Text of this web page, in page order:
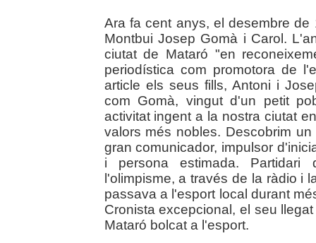
Ara fa cent anys, el desembre
Montbui Josep Gomà i Carol.
ciutat de Mataró "en
periodística com promotora de
article els seus fills, Antoni i
com Gomà, vingut d'un petit
activitat ingent a la nostra ciutat
valors més nobles. Descobrim
gran comunicador, impulsor
i persona estimada. Partidari
l'olimpisme, a través de la ràdio i
passava a l'esport local durant
Cronista excepcional, el seu
Mataró bolcat a l'esport.